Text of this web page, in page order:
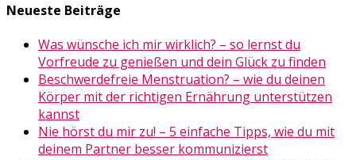
Neueste Beiträge
Was wünsche ich mir wirklich? – so lernst du
Vorfreude zu genießen und dein Glück zu finden
Beschwerdefreie Menstruation? – wie du deinen
Körper mit der richtigen Ernährung unterstützen
kannst
Nie hörst du mir zu! – 5 einfache Tipps, wie du mit
deinem Partner besser kommunizierst